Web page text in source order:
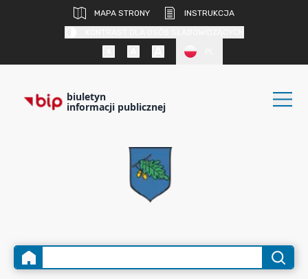
MAPA STRONY
INSTRUKCJA
biuletyn
informacji publicznej